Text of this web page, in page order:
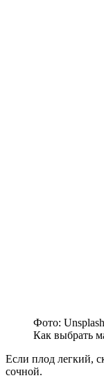
Фото: Unsplash
Как выбрать
Если плод легкий,
сочной.